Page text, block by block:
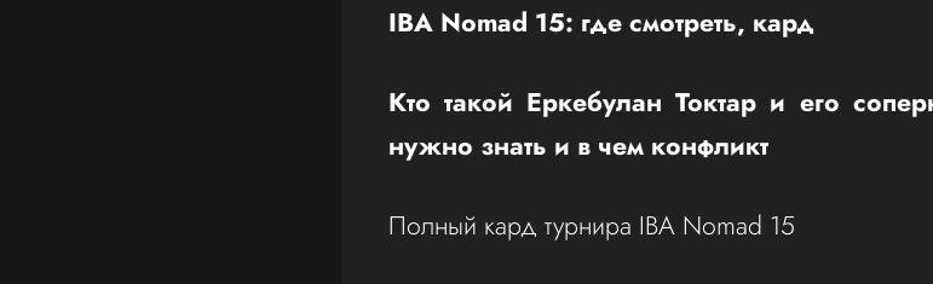
IBA Nomad 15: где смотреть, кард
Кто такой Еркебулан Токтар и его
нужно знать и в чем конфликт
Полный кард турнира IBA Nomad 15